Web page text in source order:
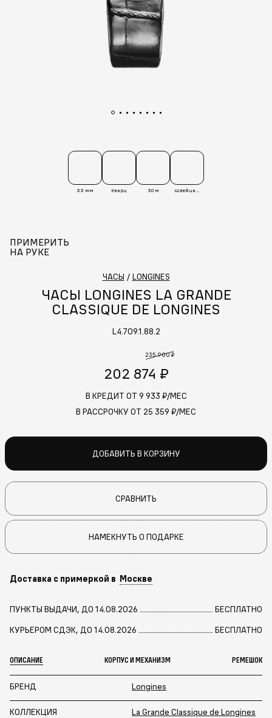
33 мм Кварц 30 м Швейцария
ПРИМЕРИТЬ
НА РУКЕ
ЧАСЫ / LONGINES
ЧАСЫ LONGINES LA GRANDE
CLASSIQUE DE LONGINES
L4.709.1.88.2
235 900 ₽
202 874 ₽
В КРЕДИТ ОТ 9 933 ₽/МЕС
В РАССРОЧКУ ОТ 25 359 ₽/МЕС
ДОБАВИТЬ В КОРЗИНУ
СРАВНИТЬ
НАМЕКНУТЬ О ПОДАРКЕ
Доставка с примеркой в Москве
ПУНКТЫ ВЫДАЧИ, ДО 14.08.2026
БЕСПЛАТНО
КУРЬЕРОМ СДЭК, ДО 14.08.2026
БЕСПЛАТНО
ОПИСАНИЕ КОРПУС И МЕХАНИЗМ РЕМЕШОК
БРЕНД Longines
КОЛЛЕКЦИЯ La Grande Classique de Longines